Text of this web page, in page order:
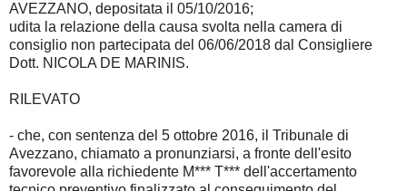
AVEZZANO, depositata il 05/10/2016;
udita la relazione della causa svolta nella camera di
consiglio non partecipata del 06/06/2018 dal Consigliere
Dott. NICOLA DE MARINIS.
RILEVATO
- che, con sentenza del 5 ottobre 2016, il Tribunale di
Avezzano, chiamato a pronunziarsi, a fronte dell'esito
favorevole alla richiedente M*** T*** dell'accertamento